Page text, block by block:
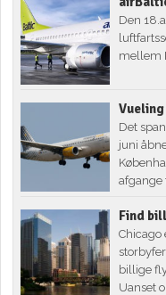
Den
mellem
Det
juni
afgange
Find
Chicago
billige
Uanset